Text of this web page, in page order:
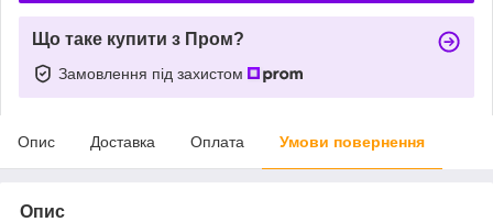
Що таке купити з Пром?
Замовлення під захистом
Опис Доставка Оплата Умови повернення
Опис